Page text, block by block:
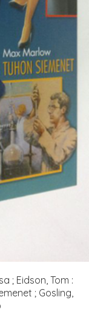
; Eidson, Tom :
; Gosling,